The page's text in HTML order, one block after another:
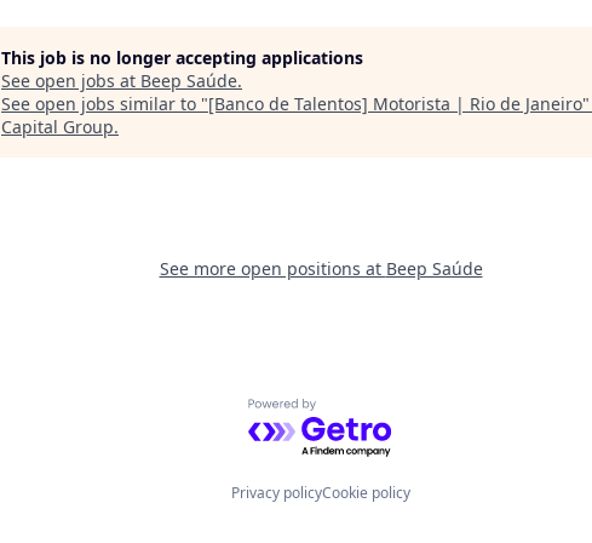
This job is no longer accepting applications
See open jobs at Beep Saúde.
See open jobs similar to "[Banco de Talentos] Motorista | Rio de Janeiro"
Capital Group.
See more open positions at Beep Saúde
Powered by Getro.com
Privacy policyCookie policy